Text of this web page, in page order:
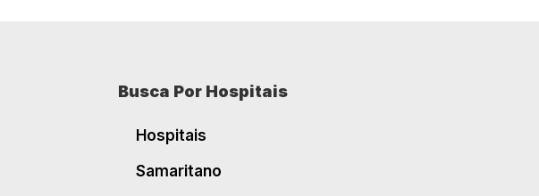
Busca Por Hospitais
Hospitais
Samaritano